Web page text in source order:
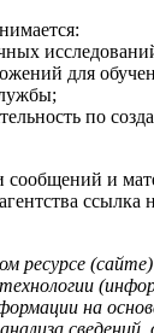
для
по
сообщений и
ссылка
ресурсе
на
сведений,